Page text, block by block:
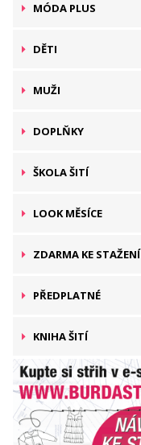
MÓDA PLUS
DĚTI
MUŽI
DOPLŇKY
ŠKOLA ŠITÍ
LOOK MĚSÍCE
ZDARMA KE STAŽENÍ
PŘEDPLATNÉ
KNIHA ŠITÍ